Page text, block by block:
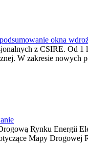
okna
z CSIRE. Od
W zakresie nowych
Rynku Energii
Mapy